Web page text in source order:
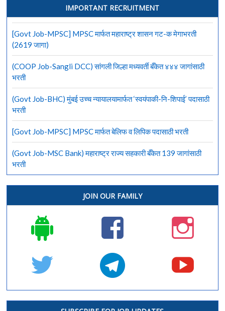
IMPORTANT RECRUITMENT
[Govt Job-MPSC] MPSC मार्फत महाराष्ट्र शासन गट-क मेगाभरती
(2619 जागा)
(COOP Job-Sangli DCC) सांगली जिल्हा मध्यवर्ती बँकेत ४४४ जागांसाठी
भरती
(Govt Job-BHC) मुंबई उच्च न्यायालयामार्फत ‘स्वयंपाकी-नि-शिपाई’ पदासाठी
भरती
[Govt Job-MPSC] MPSC मार्फत बेलिफ व लिपिक पदासाठी भरती
(Govt Job-MSC Bank) महाराष्ट्र राज्य सहकारी बँकेत 139 जागांसाठी
भरती
JOIN OUR FAMILY